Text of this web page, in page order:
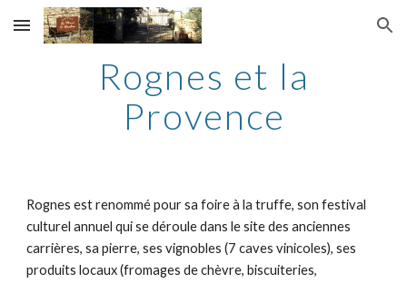
Skip to main content Skip to navigation
Rognes et la
Provence
Rognes est renommé pour sa foire à la truffe, son festival
culturel annuel qui se déroule dans le site des anciennes
carrières, sa pierre, ses vignobles (7 caves vinicoles), ses
produits locaux (fromages de chèvre, biscuiteries,